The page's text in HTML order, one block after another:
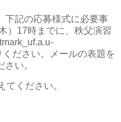
下記の応募様式に必要事
）17時までに、秩父演習
ださい。メールの表題を
い。
ください。